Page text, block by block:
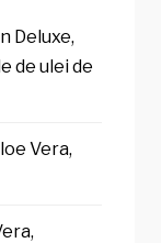
Deluxe,
de ulei de
Vera,